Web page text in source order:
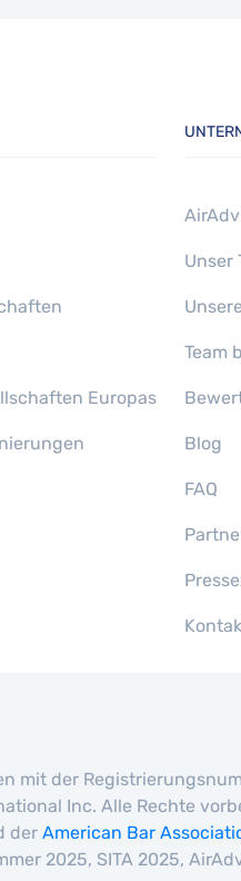
Europas
Unser
Team
Blog
FAQ
der
Inc. Alle Rechte
der American Bar
2025, SITA 2025,